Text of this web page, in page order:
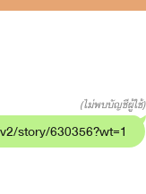
(ไม่พบบัญชีผู้ใช้)
story/630356?wt=1